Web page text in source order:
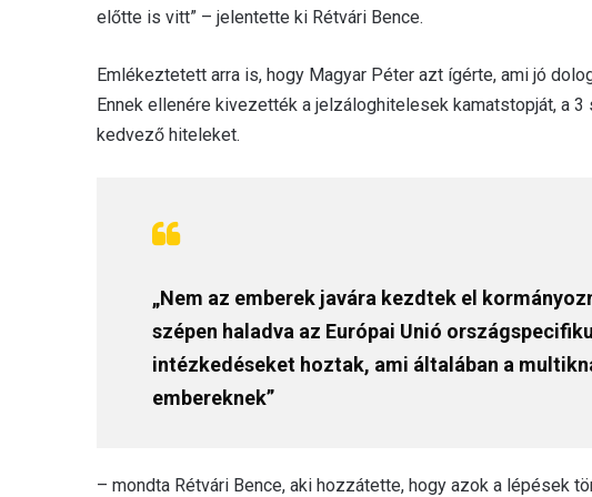
előtte is vitt” – jelentette ki Rétvári Bence.
Emlékeztetett arra is, hogy Magyar Péter azt ígérte, ami jó
Ennek ellenére kivezették a jelzáloghitelesek kamatstopját, a
kedvező hiteleket.
„Nem az emberek javára kezdtek el
szépen haladva az Európai Unió
intézkedéseket hoztak, ami általában a
embereknek”
– mondta Rétvári Bence, aki hozzátette, hogy azok a lépések